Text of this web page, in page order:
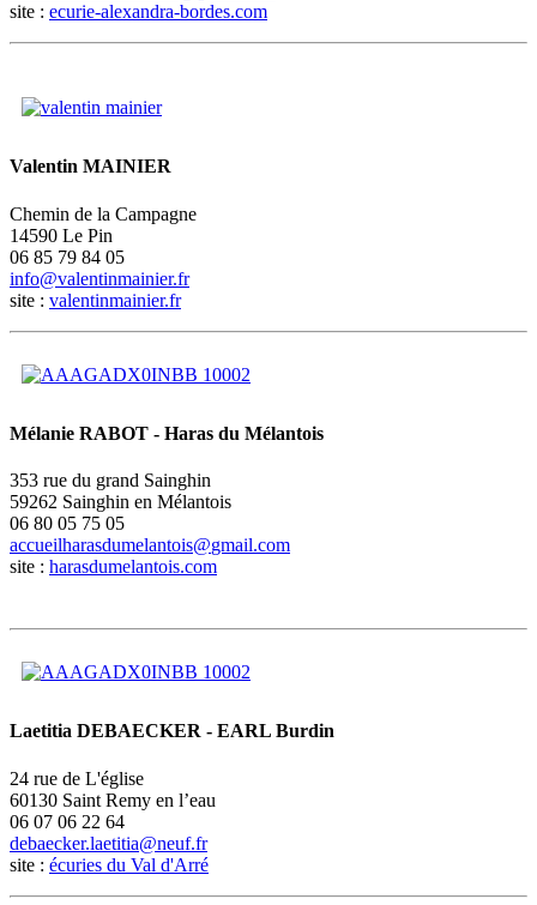
site : ecurie-alexandra-bordes.com
Valentin MAINIER
Chemin de la Campagne
14590 Le Pin
06 85 79 84 05
site : valentinmainier.fr
Mélanie RABOT - Haras du Mélantois
353 rue du grand Sainghin
59262 Sainghin en Mélantois
06 80 05 75 05
site : harasdumelantois.com
Laetitia DEBAECKER - EARL Burdin
24 rue de L'église
60130 Saint Remy en l’eau
06 07 06 22 64
site : écuries du Val d'Arré